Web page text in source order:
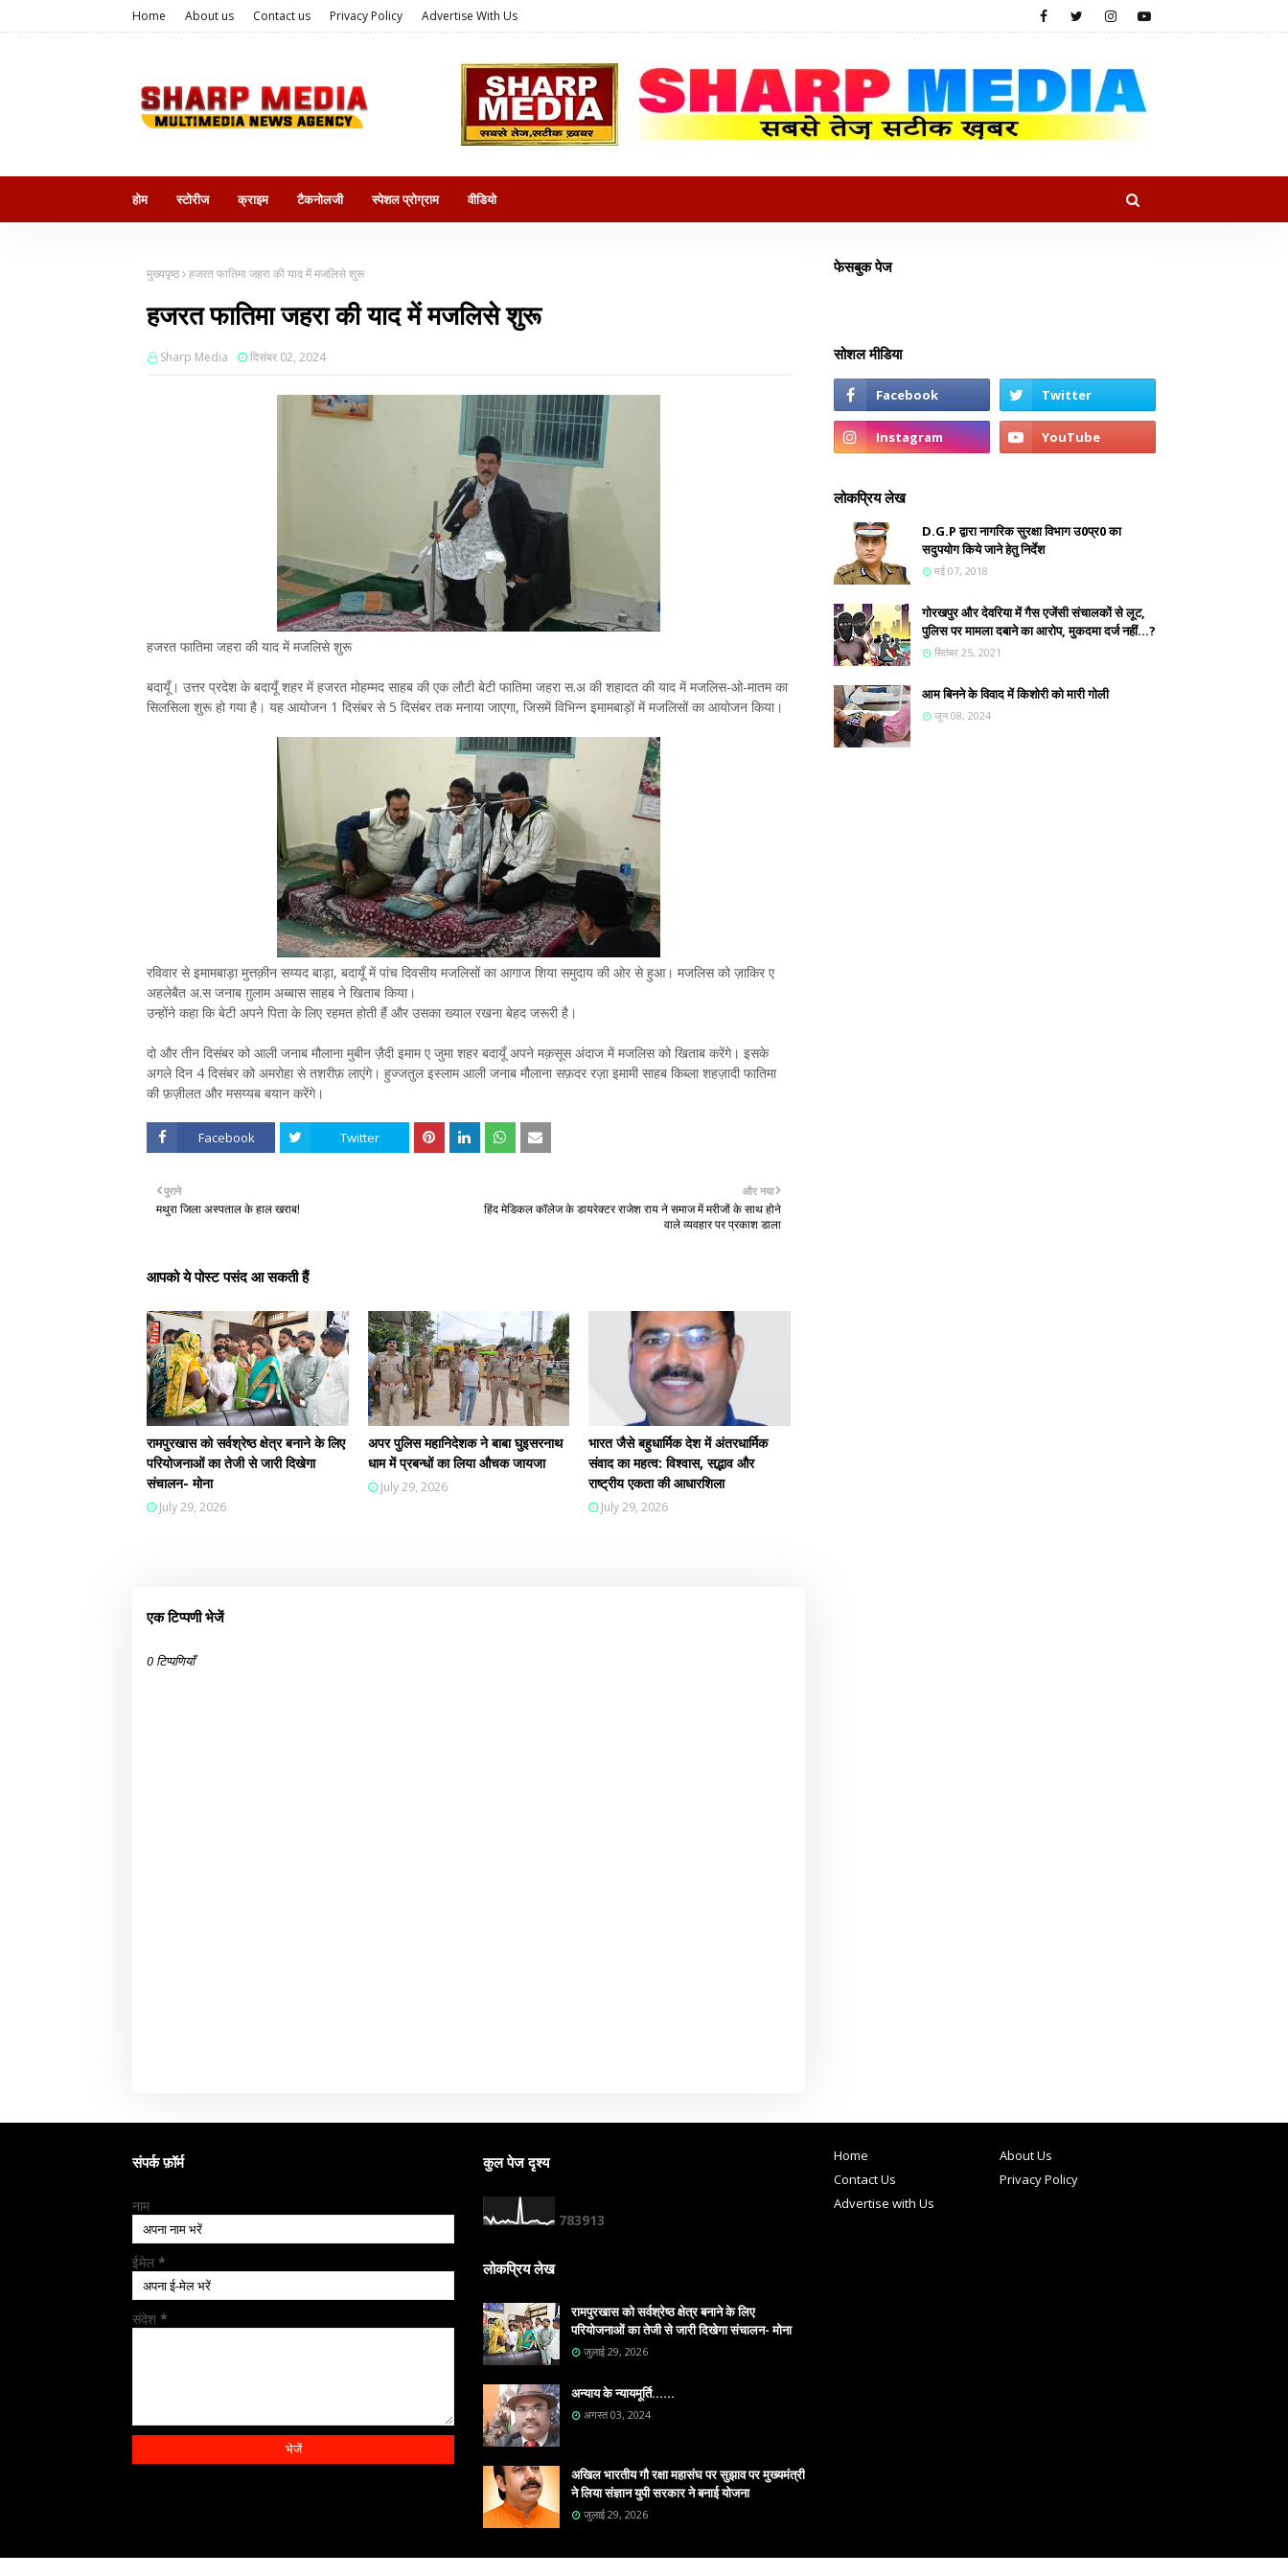
Home About us Contact us Privacy Policy Advertise With Us
होम स्टोरीज क्राइम टैकनोलजी स्पेशल प्रोग्राम वीडियो
मुख्यपृष्ठ हजरत फातिमा जहरा की याद में मजलिसे शुरू
हजरत फातिमा जहरा की याद में मजलिसे शुरू
Sharp Media दिसंबर 02, 2024
हजरत फातिमा जहरा की याद में मजलिसे शुरू
बदायूँ। उत्तर प्रदेश के बदायूँ शहर में हजरत मोहम्मद साहब की एक लौटी बेटी फातिमा जहरा स.अ की शहादत की याद में मजलिस-ओ-मातम का
सिलसिला शुरू हो गया है। यह आयोजन 1 दिसंबर से 5 दिसंबर तक मनाया जाएगा, जिसमें विभिन्न इमामबाड़ों में मजलिसों का आयोजन किया।
रविवार से इमामबाड़ा मुत्तक़ीन सय्यद बाड़ा, बदायूँ में पांच दिवसीय मजलिसों का आगाज शिया समुदाय की ओर से हुआ। मजलिस को ज़ाकिर ए
अहलेबैत अ.स जनाब ग़ुलाम अब्बास साहब ने खिताब किया।
उन्होंने कहा कि बेटी अपने पिता के लिए रहमत होती हैं और उसका ख्याल रखना बेहद जरूरी है।
दो और तीन दिसंबर को आली जनाब मौलाना मुबीन ज़ैदी इमाम ए जुमा शहर बदायूँ अपने मक़सूस अंदाज में मजलिस को खिताब करेंगे। इसके
अगले दिन 4 दिसंबर को अमरोहा से तशरीफ़ लाएंगे। हुज्जतुल इस्लाम आली जनाब मौलाना सफ़दर रज़ा इमामी साहब किब्ला शहज़ादी फातिमा
की फ़ज़ीलत और मसय्यब बयान करेंगे।
Facebook Twitter
और नया
हिंद मेडिकल कॉलेज के डायरेक्टर राजेश राय ने समाज में मरीजों के साथ होने
वाले व्यवहार पर प्रकाश डाला
पुराने
मथुरा जिला अस्पताल के हाल खराब!
आपको ये पोस्ट पसंद आ सकती हैं
रामपुरखास को सर्वश्रेष्ठ क्षेत्र बनाने के लिए
परियोजनाओं का तेजी से जारी दिखेगा
संचालन- मोना
July 29, 2026
अपर पुलिस महानिदेशक ने बाबा घुइसरनाथ
धाम में प्रबन्धों का लिया औचक जायजा
July 29, 2026
भारत जैसे बहुधार्मिक देश में अंतरधार्मिक
संवाद का महत्व: विश्वास, सद्भाव और
राष्ट्रीय एकता की आधारशिला
July 29, 2026
एक टिप्पणी भेजें
0 टिप्पणियाँ
फेसबुक पेज
सोशल मीडिया
लोकप्रिय लेख
D.G.P द्वारा नागरिक सुरक्षा विभाग उ0प्र0 का
सदुपयोग किये जाने हेतु निर्देश
मई 07, 2018
गोरखपुर और देवरिया में गैस एजेंसी संचालकों से लूट,
पुलिस पर मामला दबाने का आरोप, मुकदमा दर्ज नहीं...?
सितंबर 25, 2021
आम बिनने के विवाद में किशोरी को मारी गोली
जून 08, 2024
संपर्क फ़ॉर्म
नाम
ईमेल *
संदेश *
कुल पेज दृश्य
783913
लोकप्रिय लेख
रामपुरखास को सर्वश्रेष्ठ क्षेत्र बनाने के लिए
परियोजनाओं का तेजी से जारी दिखेगा संचालन- मोना
जुलाई 29, 2026
अन्याय के न्यायमूर्ति......
अगस्त 03, 2024
अखिल भारतीय गौ रक्षा महासंघ पर सुझाव पर मुख्यमंत्री
ने लिया संज्ञान युपी सरकार ने बनाई योजना
जुलाई 29, 2026
Home
About Us
Contact Us
Privacy Policy
Advertise with Us